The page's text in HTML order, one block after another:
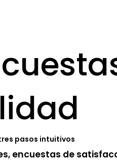
pasos intuitivos
encuestas de